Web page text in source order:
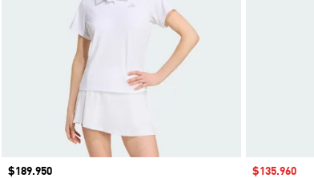
Precio
$189.950
Precio de
$135.960